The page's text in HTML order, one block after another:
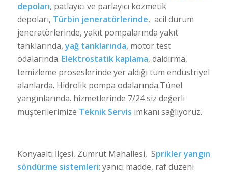
depoları, patlayıcı ve parlayıcı kozmetik
depoları, Türbin jeneratörlerinde, acil durum
jeneratörlerinde, yakıt pompalarında yakıt
tanklarında,yağ tanklarında, motor test
odalarında. Elektrostatik kaplama, daldırma,
temizleme proseslerinde yer aldığı tüm endüstriyel
alanlarda. Hidrolik pompa odalarında.Tünel
yangınlarında. hizmetlerinde 7/24 siz değerli
müşterilerimize Teknik Servis imkanı sağlıyoruz.
Konyaaltı İlçesi, Zümrüt Mahallesi, Sprikler yangın
söndürme sistemleri; yanıcı madde, raf düzeni